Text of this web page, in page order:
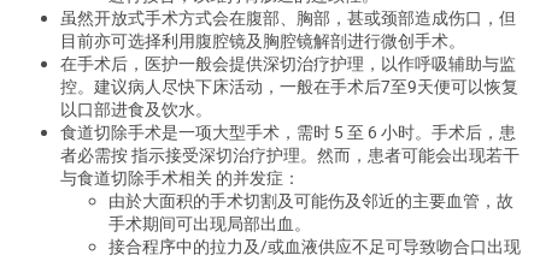
虽然开放式手术方式会在腹部、胸部，甚或颈部造成伤口，但
目前亦可选择利用腹腔镜及胸腔镜解剖进行微创手术。
在手术后，医护一般会提供深切治疗护理，以作呼吸辅助与监
控。建议病人尽快下床活动，一般在手术后7至9天便可以恢复
以口部进食及饮水。
食道切除手术是一项大型手术，需时 5 至 6 小时。手术后，患
者必需按 指示接受深切治疗护理。然而，患者可能会出现若干
与食道切除手术相关 的并发症：
由於大面积的手术切割及可能伤及邻近的主要血管，故
手术期间可出现局部出血。
接合程序中的拉力及/或血液供应不足可导致吻合口出现